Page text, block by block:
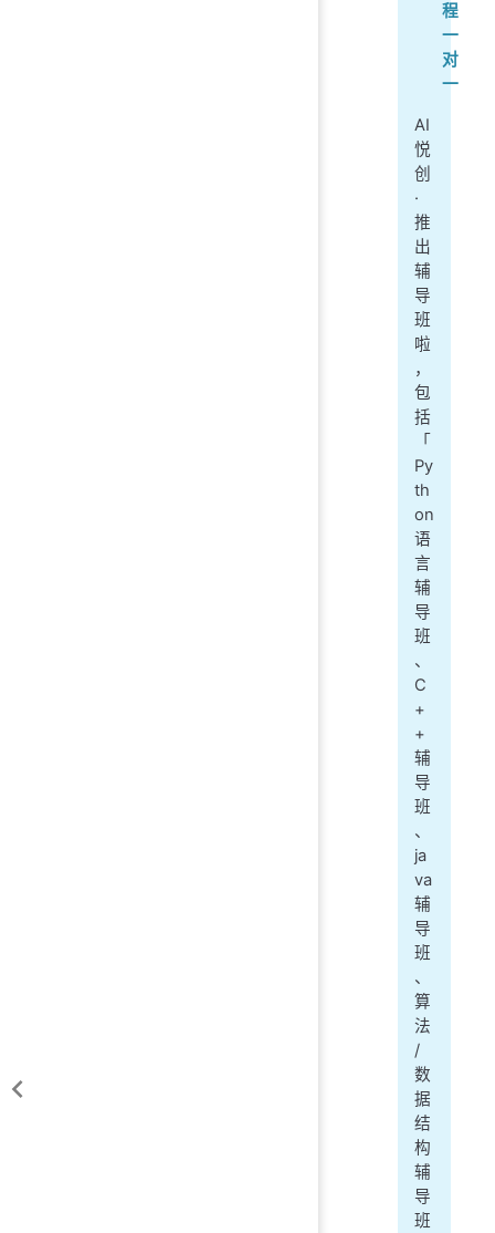
程
一
对
一
AI
悦
创
·
推
出
辅
导
班
啦
，
包
括
「
Py
th
on
语
言
辅
导
班
、
C
+
+
辅
导
班
、
ja
va
辅
导
班
、
算
法
/
数
据
结
构
辅
导
班